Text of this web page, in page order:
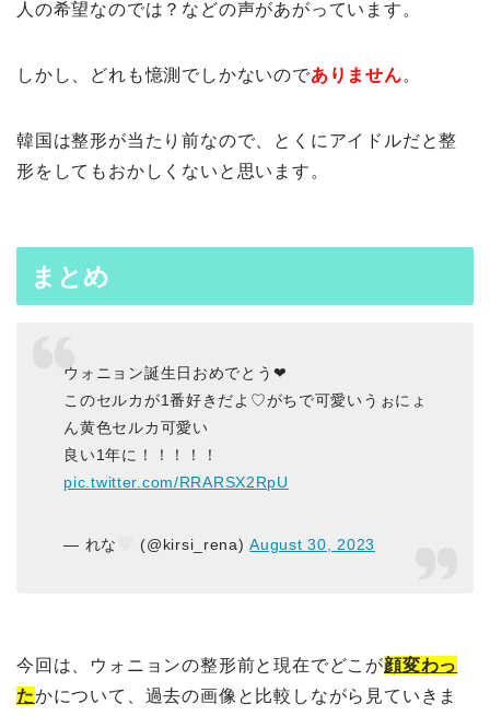
人の希望なのでは？などの声があがっています。
しかし、どれも憶測でしかないのでありません。
韓国は整形が当たり前なので、とくにアイドルだと整
形をしてもおかしくないと思います。
まとめ
ウォニョン誕生日おめでとう❤︎
このセルカが1番好きだよ♡がちで可愛いうぉにょ
ん黄色セルカ可愛い
良い1年に！！！！！
pic.twitter.com/RRARSX2RpU
— れな (@kirsi_rena)August 30, 2023
今回は、ウォニョンの整形前と現在でどこが顔変わっ
たかについて、過去の画像と比較しながら見ていきま